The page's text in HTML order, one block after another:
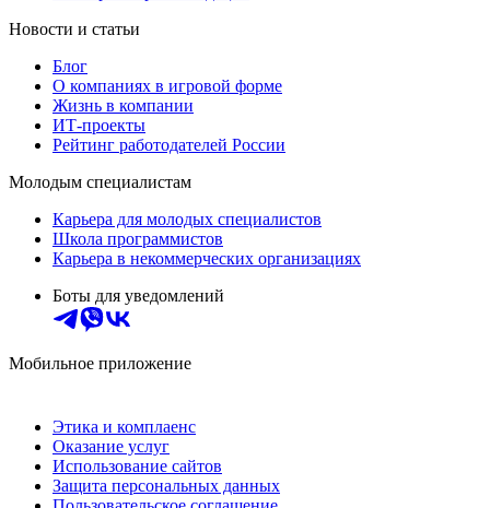
Новости и статьи
Блог
О компаниях в игровой форме
Жизнь в компании
ИТ-проекты
Рейтинг работодателей России
Молодым специалистам
Карьера для молодых специалистов
Школа программистов
Карьера в некоммерческих организациях
Боты для уведомлений
Мобильное приложение
Этика и комплаенс
Оказание услуг
Использование сайтов
Защита персональных данных